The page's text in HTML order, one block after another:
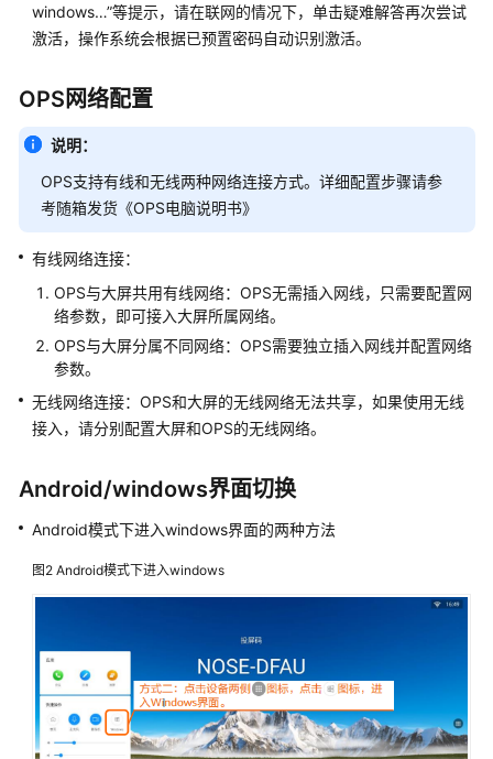
实
践
东
软
智
教
育
云
平
台
方
拓
慧
教
云
平
解
决
方
案
windows…”等提示，请在联网的情况下，单击疑难解答再次尝试
激活，操作系统会根据已预置密码自动识别激活。
OPS网络配置
说明：
OPS支持有线和无线两种网络连接方式。详细配置步骤请参
考随箱发货《OPS电脑说明书》
有线网络连接：
OPS与大屏共用有线网络：OPS无需插入网线，只需要配置网
络参数，即可接入大屏所属网络。
OPS与大屏分属不同网络：OPS需要独立插入网线并配置网络
参数。
无线网络连接：OPS和大屏的无线网络无法共享，如果使用无线
接入，请分别配置大屏和OPS的无线网络。
Android/windows界面切换
Android模式下进入windows界面的两种方法
图2 Android模式下进入windows